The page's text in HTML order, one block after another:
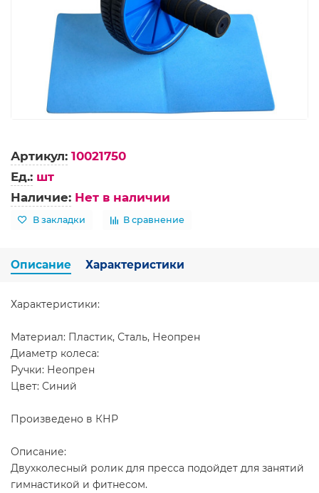
Артикул: 10021750
Ед.: шт
Наличие: Нет в наличии
В закладки В сравнение
Описание Характеристики
Характеристики:
Материал: Пластик, Сталь, Неопрен
Диаметр колеса:
Ручки: Неопрен
Цвет: Синий
Произведено в КНР
Описание:
Двухколесный ролик для пресса подойдет для занятий
гимнастикой и фитнесом.